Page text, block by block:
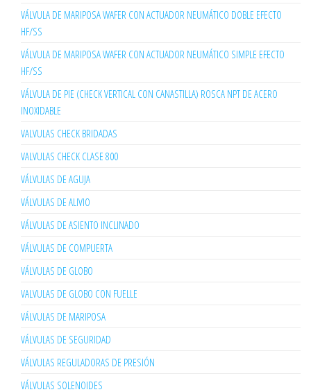
VÁLVULA DE MARIPOSA WAFER CON ACTUADOR NEUMÁTICO DOBLE EFECTO
HF/SS
VÁLVULA DE MARIPOSA WAFER CON ACTUADOR NEUMÁTICO SIMPLE EFECTO
HF/SS
VÁLVULA DE PIE (CHECK VERTICAL CON CANASTILLA) ROSCA NPT DE ACERO
INOXIDABLE
VALVULAS CHECK BRIDADAS
VALVULAS CHECK CLASE 800
VÁLVULAS DE AGUJA
VÁLVULAS DE ALIVIO
VÁLVULAS DE ASIENTO INCLINADO
VÁLVULAS DE COMPUERTA
VÁLVULAS DE GLOBO
VALVULAS DE GLOBO CON FUELLE
VÁLVULAS DE MARIPOSA
VÁLVULAS DE SEGURIDAD
VÁLVULAS REGULADORAS DE PRESIÓN
VÁLVULAS SOLENOIDES